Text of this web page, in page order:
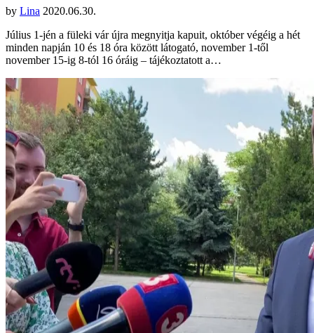
by Lina 2020.06.30.
Július 1-jén a füleki vár újra megnyitja kapuit, október végéig a hét
minden napján 10 és 18 óra között látogató, november 1-től
november 15-ig 8-tól 16 óráig – tájékoztatott a…